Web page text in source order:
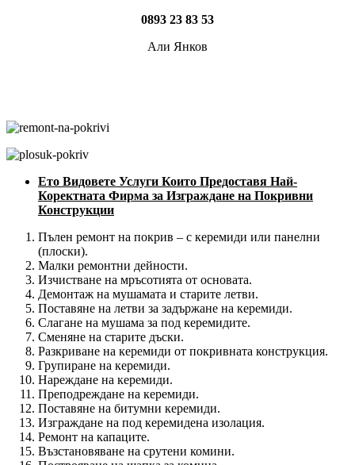
0893 23 83 53
Али Янков
Ето Видовете Услуги Които Предоставя Най-
Коректната Фирма за Изграждане на Покривни
Конструкции
Пълен ремонт на покрив – с керемиди или панелни
(плоски).
Малки ремонтни дейности.
Изчистване на мръсотията от основата.
Демонтаж на мушамата и старите летви.
Поставяне на летви за задържане на керемиди.
Слагане на мушама за под керемидите.
Сменяне на старите дъски.
Разкриване на керемиди от покривната конструкция.
Групиране на керемиди.
Нареждане на керемиди.
Преподреждане на керемиди.
Поставяне на битумни керемиди.
Изграждане на под керемидена изолация.
Ремонт на капаците.
Възстановяване на срутени комини.